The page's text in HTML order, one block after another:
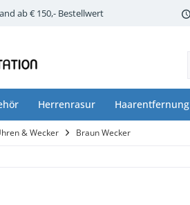
ab € 150,- Bestellwert
Herrenrasur Haarentfernung
& Wecker Braun Wecker